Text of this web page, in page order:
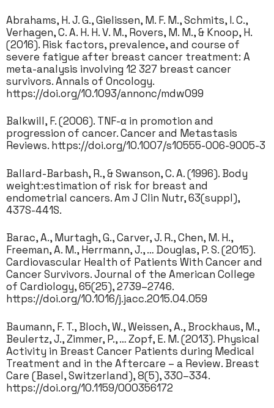
Abrahams, H. J. G., Gielissen, M. F. M., Schmits, I. C.,
Verhagen, C. A. H. H. V. M., Rovers, M. M., & Knoop, H.
(2016). Risk factors, prevalence, and course of
severe fatigue after breast cancer treatment: A
meta-analysis involving 12 327 breast cancer
survivors. Annals of Oncology.
https://doi.org/10.1093/annonc/mdw099
Balkwill, F. (2006). TNF-α in promotion and
progression of cancer. Cancer and Metastasis
Reviews. https://doi.org/10.1007/s10555-006-9005-3
Ballard-Barbash, R., & Swanson, C. A. (1996). Body
weight:estimation of risk for breast and
endometrial cancers. Am J Clin Nutr, 63(suppl),
437S-441S.
Barac, A., Murtagh, G., Carver, J. R., Chen, M. H.,
Freeman, A. M., Herrmann, J., … Douglas, P. S. (2015).
Cardiovascular Health of Patients With Cancer and
Cancer Survivors. Journal of the American College
of Cardiology, 65(25), 2739–2746.
https://doi.org/10.1016/j.jacc.2015.04.059
Baumann, F. T., Bloch, W., Weissen, A., Brockhaus, M.,
Beulertz, J., Zimmer, P., … Zopf, E. M. (2013). Physical
Activity in Breast Cancer Patients during Medical
Treatment and in the Aftercare – a Review. Breast
Care (Basel, Switzerland), 8(5), 330–334.
https://doi.org/10.1159/000356172